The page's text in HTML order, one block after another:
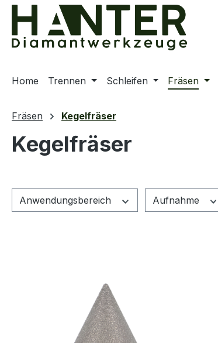
Hauptinhalt springen
Zur Suche springen
Zur Hauptnavigation springen
Home Trennen Schleifen Fräsen
Fräsen Kegelfräser
Kegelfräser
Anwendungsbereich Aufnahme